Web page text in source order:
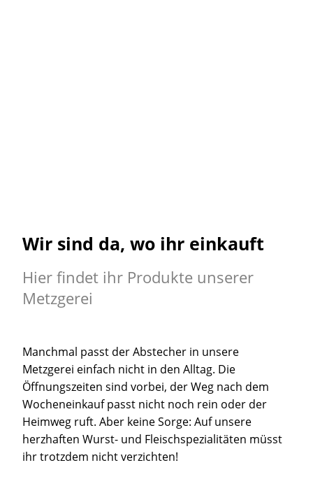
Wir sind da, wo ihr einkauft
Hier findet ihr Produkte unserer
Metzgerei
Manchmal passt der Abstecher in unsere
Metzgerei einfach nicht in den Alltag. Die
Öffnungszeiten sind vorbei, der Weg nach dem
Wocheneinkauf passt nicht noch rein oder der
Heimweg ruft. Aber keine Sorge: Auf unsere
herzhaften Wurst- und Fleischspezialitäten müsst
ihr trotzdem nicht verzichten!